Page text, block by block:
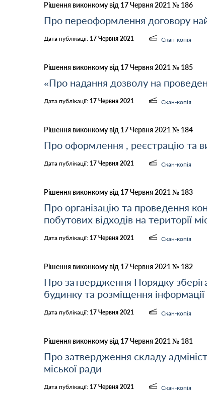
Рішення виконкому від 17 Червня 2021 № 186
Про переоформлення договору
Дата публікації: 17 Червня 2021 Скан-копія
Рішення виконкому від 17 Червня 2021 № 185
«Про надання дозволу на
Дата публікації: 17 Червня 2021 Скан-копія
Рішення виконкому від 17 Червня 2021 № 184
Про оформлення , реєстрацію та
Дата публікації: 17 Червня 2021 Скан-копія
Рішення виконкому від 17 Червня 2021 № 183
Про організацію та проведення
побутових відходів на території
Дата публікації: 17 Червня 2021 Скан-копія
Рішення виконкому від 17 Червня 2021 № 182
Про затвердження Порядку
будинку та розміщення
Дата публікації: 17 Червня 2021 Скан-копія
Рішення виконкому від 17 Червня 2021 № 181
Про затвердження складу
міської ради
Дата публікації: 17 Червня 2021 Скан-копія